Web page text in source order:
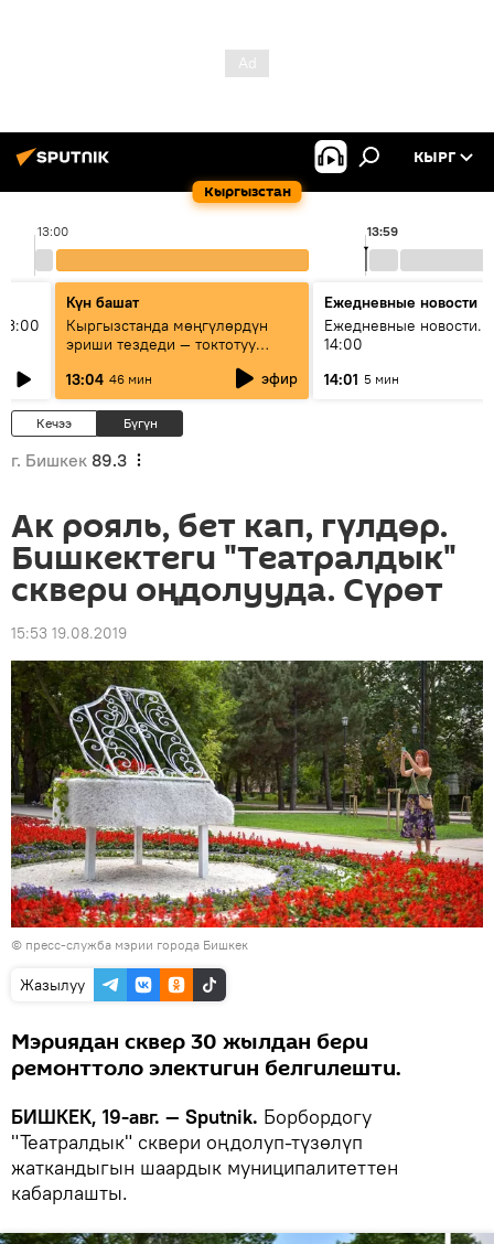
Кыргызстан
КЫРГ
13:00 13:59
Күн башат
Кыргызстанда мөңгүлөрдүн
эриши тездеди — токтотуу
13:04 46 мин эфир
Ежедневные новости
Ежедневные новости.
14:00
14:01 5 мин
Кечээ Бүгүн
г. Бишкек 89.3
Ак рояль, бет кап, гүлдөр.
Бишкектеги "Театралдык"
сквери оңдолууда. Сүрөт
15:53 19.08.2019
© пресс-служба мэрии города Бишкек
Жазылуу
Мэриядан сквер 30 жылдан бери
ремонттоло электигин белгилешти.
БИШКЕК, 19-авг. — Sputnik. Борбордогу
"Театралдык" сквери оңдолуп-түзөлүп
жаткандыгын шаардык муниципалитеттен
кабарлашты.